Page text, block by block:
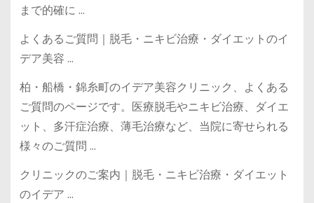
まで的確に …
よくあるご質問｜脱毛・ニキビ治療・ダイエットのイ
デア美容 …
柏・船橋・錦糸町のイデア美容クリニック、よくある
ご質問のページです。医療脱毛やニキビ治療、ダイエ
ット、多汗症治療、薄毛治療など、当院に寄せられる
様々のご質問 …
クリニックのご案内｜脱毛・ニキビ治療・ダイエット
のイデア …